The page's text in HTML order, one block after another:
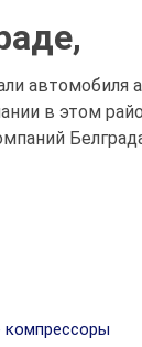
автомобиля
в этом